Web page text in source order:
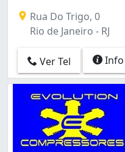
Rua Do Trigo, 0
Rio de Janeiro - RJ
Ver Tel Info